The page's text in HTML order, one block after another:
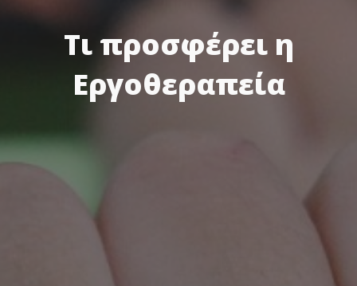
Τι προσφέρει η
Εργοθεραπεία